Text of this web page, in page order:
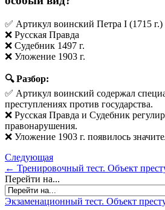
✅ Артикул воинский Петра I (1715 г.)
❌ Русская Правда
❌ Судебник 1497 г.
❌ Уложение 1903 г.
🔍 Разбор:
✅ Артикул воинский содержал
преступлениях против государства.
❌ Русская Правда и Судебник
правонарушения.
❌ Уложение 1903 г. появилось
Следующая
← Тренировочный тест. Объект
Перейти на...
Экзаменационный тест. Объект